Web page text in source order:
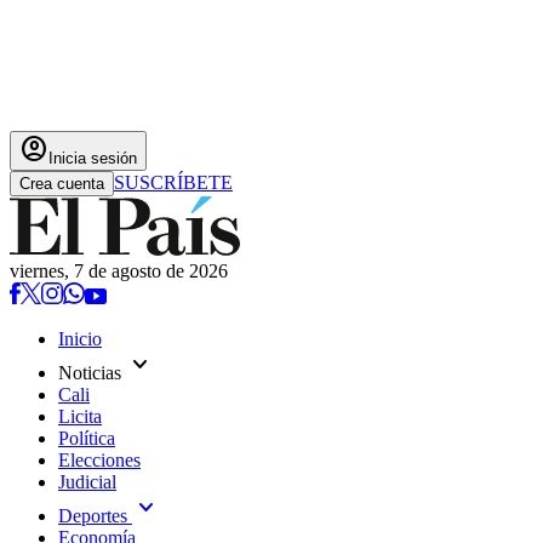
account_circle Inicia sesión
Crea cuenta SUSCRÍBETE
viernes, 7 de agosto de 2026
Inicio
Noticias expand_more
Cali
Licita
Política
Elecciones
Judicial
Deportes expand_more
Economía